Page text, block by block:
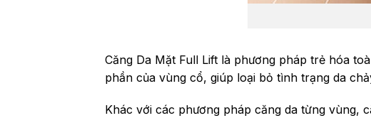
Căng Da Mặt Full Lift là phương pháp trẻ hóa
phần của vùng cổ, giúp loại bỏ tình trạng da
Khác với các phương pháp căng da từng vùng,